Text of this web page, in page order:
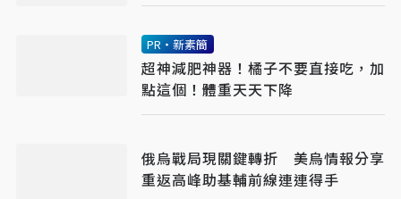
PR・新素簡
超神減肥神器！橘子不要直接吃，加
點這個！體重天天下降
俄烏戰局現關鍵轉折 美烏情報分享
重返高峰助基輔前線連連得手